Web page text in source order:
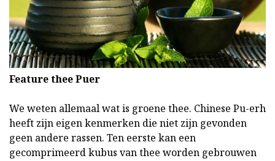
Feature thee Puer
We weten allemaal wat is groene thee. Chinese Pu-erh
heeft zijn eigen kenmerken die niet zijn gevonden
geen andere rassen. Ten eerste kan een
gecomprimeerd kubus van thee worden gebrouwen